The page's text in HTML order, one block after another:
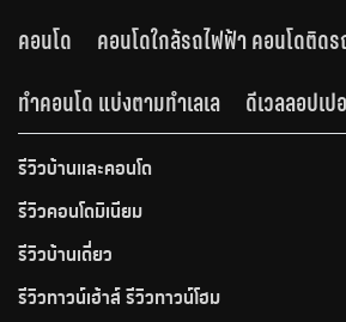
คอนโด
คอนโดใกล้รถไฟฟ้า คอนโดติด
ทำคอนโด แบ่งตามทำเลเล
ดีเวลลอปเป
รีวิวบ้านและคอนโด
รีวิวคอนโดมิเนียม
รีวิวบ้านเดี่ยว
รีวิวทาวน์เฮ้าส์ รีวิวทาวน์โฮม